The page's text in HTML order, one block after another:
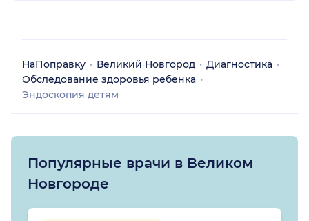
НаПоправку Великий Новгород
Диагностика
Обследование здоровья ребенка
Эндоскопия детям
Популярные врачи в Великом
Новгороде